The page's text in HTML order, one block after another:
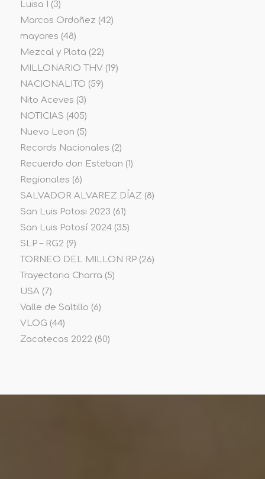
Luisa I
(3)
Marcos Ordoñez (42)
mayores (48)
Mezcal y Plata (22)
MILLONARIO THV(19)
NACIONALITO (59)
Nito Aceves (3)
NOTICIAS (405)
Nuevo Leon (5)
Records Nacionales (2)
Recuerdo don Esteban (1)
Regionales (6)
SALVADOR ALVAREZ DÍAZ (8)
San Luis Potosi 2023 (61)
San Luis Potosí 2024(35)
SLP – RG2 (9)
TORNEO DEL MILLON RP(26)
Trayectoria Charra (5)
USA(7)
Valle de Saltillo (6)
VLOG (44)
Zacatecas 2022 (80)